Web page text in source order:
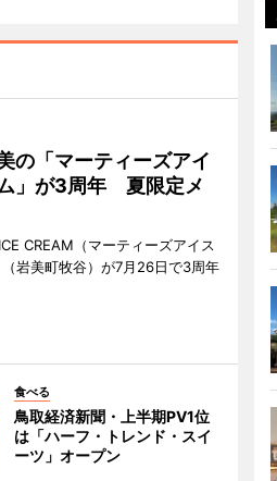
の「マーティーズアイ
」が3周年 夏限定メ
CREAM（マーティーズアイス
岩美町牧谷）が7月26日で3周年
食べる
鳥取経済新聞・上半期PV1位
は「ハーフ・トレンド・スイ
ーツ」オープン